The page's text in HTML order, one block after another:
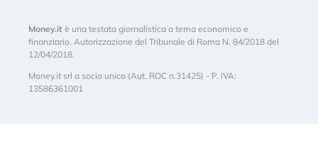
Money.it è una testata giornalistica a tema economico e
finanziario. Autorizzazione del Tribunale di Roma N. 84/2018 del
12/04/2018.
Money.it srl a socio unico (Aut. ROC n.31425) - P. IVA:
13586361001